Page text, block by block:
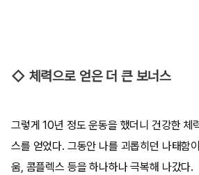
◇ 체력으로 얻은 더 큰 보너스
그렇게 10년 정도 운동을 했더니 건강한 체
스를 얻었다. 그동안 나를 괴롭히던 나태함
움, 콤플렉스 등을 하나하나 극복해 나갔다.